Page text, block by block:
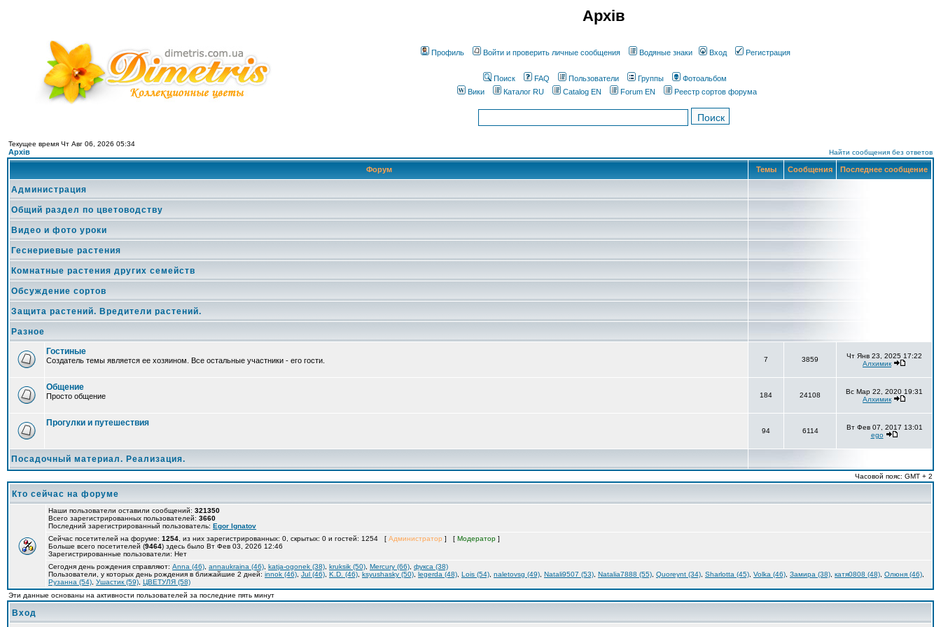
Архів
Профиль Войти и проверить личные сообщения Водяные знаки Вход Регистрация
Поиск FAQ Пользователи Группы
Фотоальбом
Вики
Каталог RU Catalog EN Forum EN Реестр сортов форума
Текущее время Чт Авг 06, 2026 05:34
Архів Найти сообщения без ответов
Форум Темы Сообщения Последнее сообщение
Администрация
Общий раздел по цветоводству
Видео и фото уроки
Геснериевые растения
Комнатные растения других семейств
Обсуждение сортов
Защита растений. Вредители растений.
Разное
Гостиные
Создатель темы является ее хозяином. Все остальные участники - его гости. 7 3859
Чт Янв 23, 2025 17:22
Алхимик
Общение
Просто общение 184 24108
Вс Мар 22, 2020 19:31
Алхимик
Прогулки и путешествия
94 6114
Вт Фев 07, 2017 13:01
ego
Посадочный материал. Реализация.
Часовой пояс: GMT + 2
Кто сейчас на форуме
Наши пользователи оставили сообщений: 321350
Всего зарегистрированных пользователей: 3660
Последний зарегистрированный пользователь: Egor Ignatov
Сейчас посетителей на форуме: 1254 , из них зарегистрированных: 0, скрытых: 0 и гостей: 1254 [ Администратор ] [ Модератор ]
Больше всего посетителей (9464) здесь было Вт Фев 03, 2026 12:46
Зарегистрированные пользователи: Нет
Сегодня день рождения справляют: Anna (46) annaukraina (46) katja-ogonek (38) kruksik (50) Mercury (66) фукса (38)
Пользователи, у которых день рождения в ближайшие 2 дней: innok (46) Jul (46) K.D. (46) ksyushasky (50) legerda (48) Lois (54) naletovsg (49) Natali9507 (53) Natalia7888 (55) Quoreynt (34) Sharlotta (45) Volka (46) Замира (38) катя0808 (48) Олюня (46)
Рузанна (54) Ушастик (59) ЦВЕТУЛЯ (58)
Эти данные основаны на активности пользователей за последние пять минут
Вход